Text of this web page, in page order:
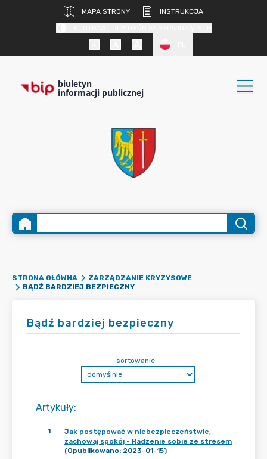
MAPA STRONY
INSTRUKCJA
biuletyn
informacji publicznej
STRONA GŁÓWNA
ZARZĄDZANIE KRYZYSOWE
BĄDŹ BARDZIEJ BEZPIECZNY
Bądź bardziej bezpieczny
Artykuły:
sortowanie:
1.
Jak postępować w niebezpieczeństwie,
zachowaj spokój - Radzenie sobie ze stresem
(Opublikowano: 2023-01-15)